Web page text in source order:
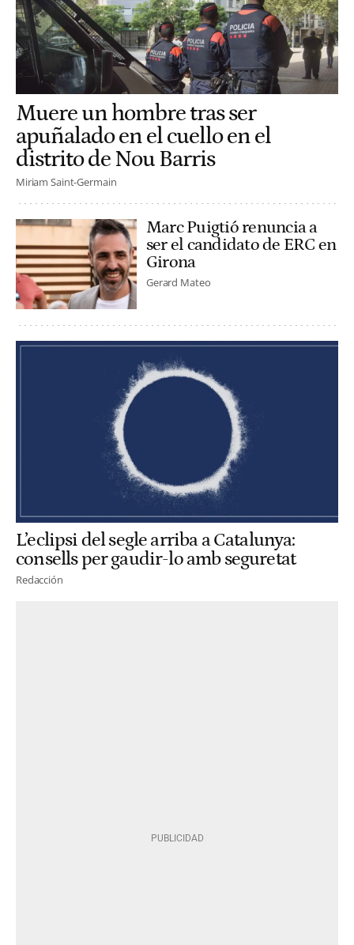
Muere un hombre tras ser
apuñalado en el cuello en el
distrito de Nou Barris
Miriam Saint-Germain
Marc Puigtió renuncia a
ser el candidato de ERC en
Girona
Gerard Mateo
L’eclipsi del segle arriba a Catalunya:
consells per gaudir-lo amb seguretat
Redacción